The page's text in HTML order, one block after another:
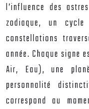
l’influence des
zodiaque, un
constellations
année. Chaque signe
Air, Eau), une
personnalité
correspond au